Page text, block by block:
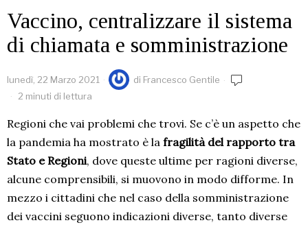
Vaccino, centralizzare il sistema
di chiamata e somministrazione
lunedì, 22 Marzo 2021 di Francesco Gentile
2 minuti di lettura
Regioni che vai problemi che trovi. Se c’è un aspetto che
la pandemia ha mostrato è la fragilità del rapporto tra
Stato e Regioni, dove queste ultime per ragioni diverse,
alcune comprensibili, si muovono in modo difforme. In
mezzo i cittadini che nel caso della somministrazione
dei vaccini seguono indicazioni diverse, tanto diverse